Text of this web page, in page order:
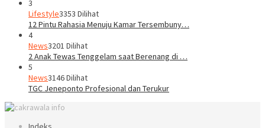
3
Lifestyle3353 Dilihat
12 Pintu Rahasia Menuju Kamar Tersembuny…
4
News3201 Dilihat
2 Anak Tewas Tenggelam saat Berenang di …
5
News3146 Dilihat
TGC Jeneponto Profesional dan Terukur